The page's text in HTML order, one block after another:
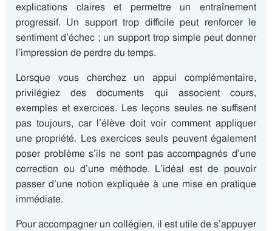
explications claires et permettre un entraînement
progressif. Un support trop difficile peut renforcer le
sentiment d’échec ; un support trop simple peut donner
l’impression de perdre du temps.
Lorsque vous cherchez un appui complémentaire,
privilégiez des documents qui associent cours,
exemples et exercices. Les leçons seules ne suffisent
pas toujours, car l’élève doit voir comment appliquer
une propriété. Les exercices seuls peuvent également
poser problème s’ils ne sont pas accompagnés d’une
correction ou d’une méthode. L’idéal est de pouvoir
passer d’une notion expliquée à une mise en pratique
immédiate.
Pour accompagner un collégien, il est utile de s’appuyer